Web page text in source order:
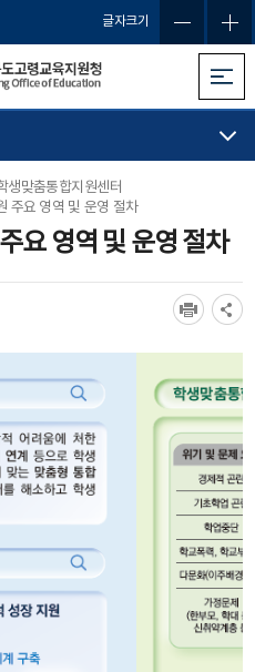
글자크기
생맞춤통합지원센터
주요 영역 및 운영 절차
요 영역 및 운영 절차